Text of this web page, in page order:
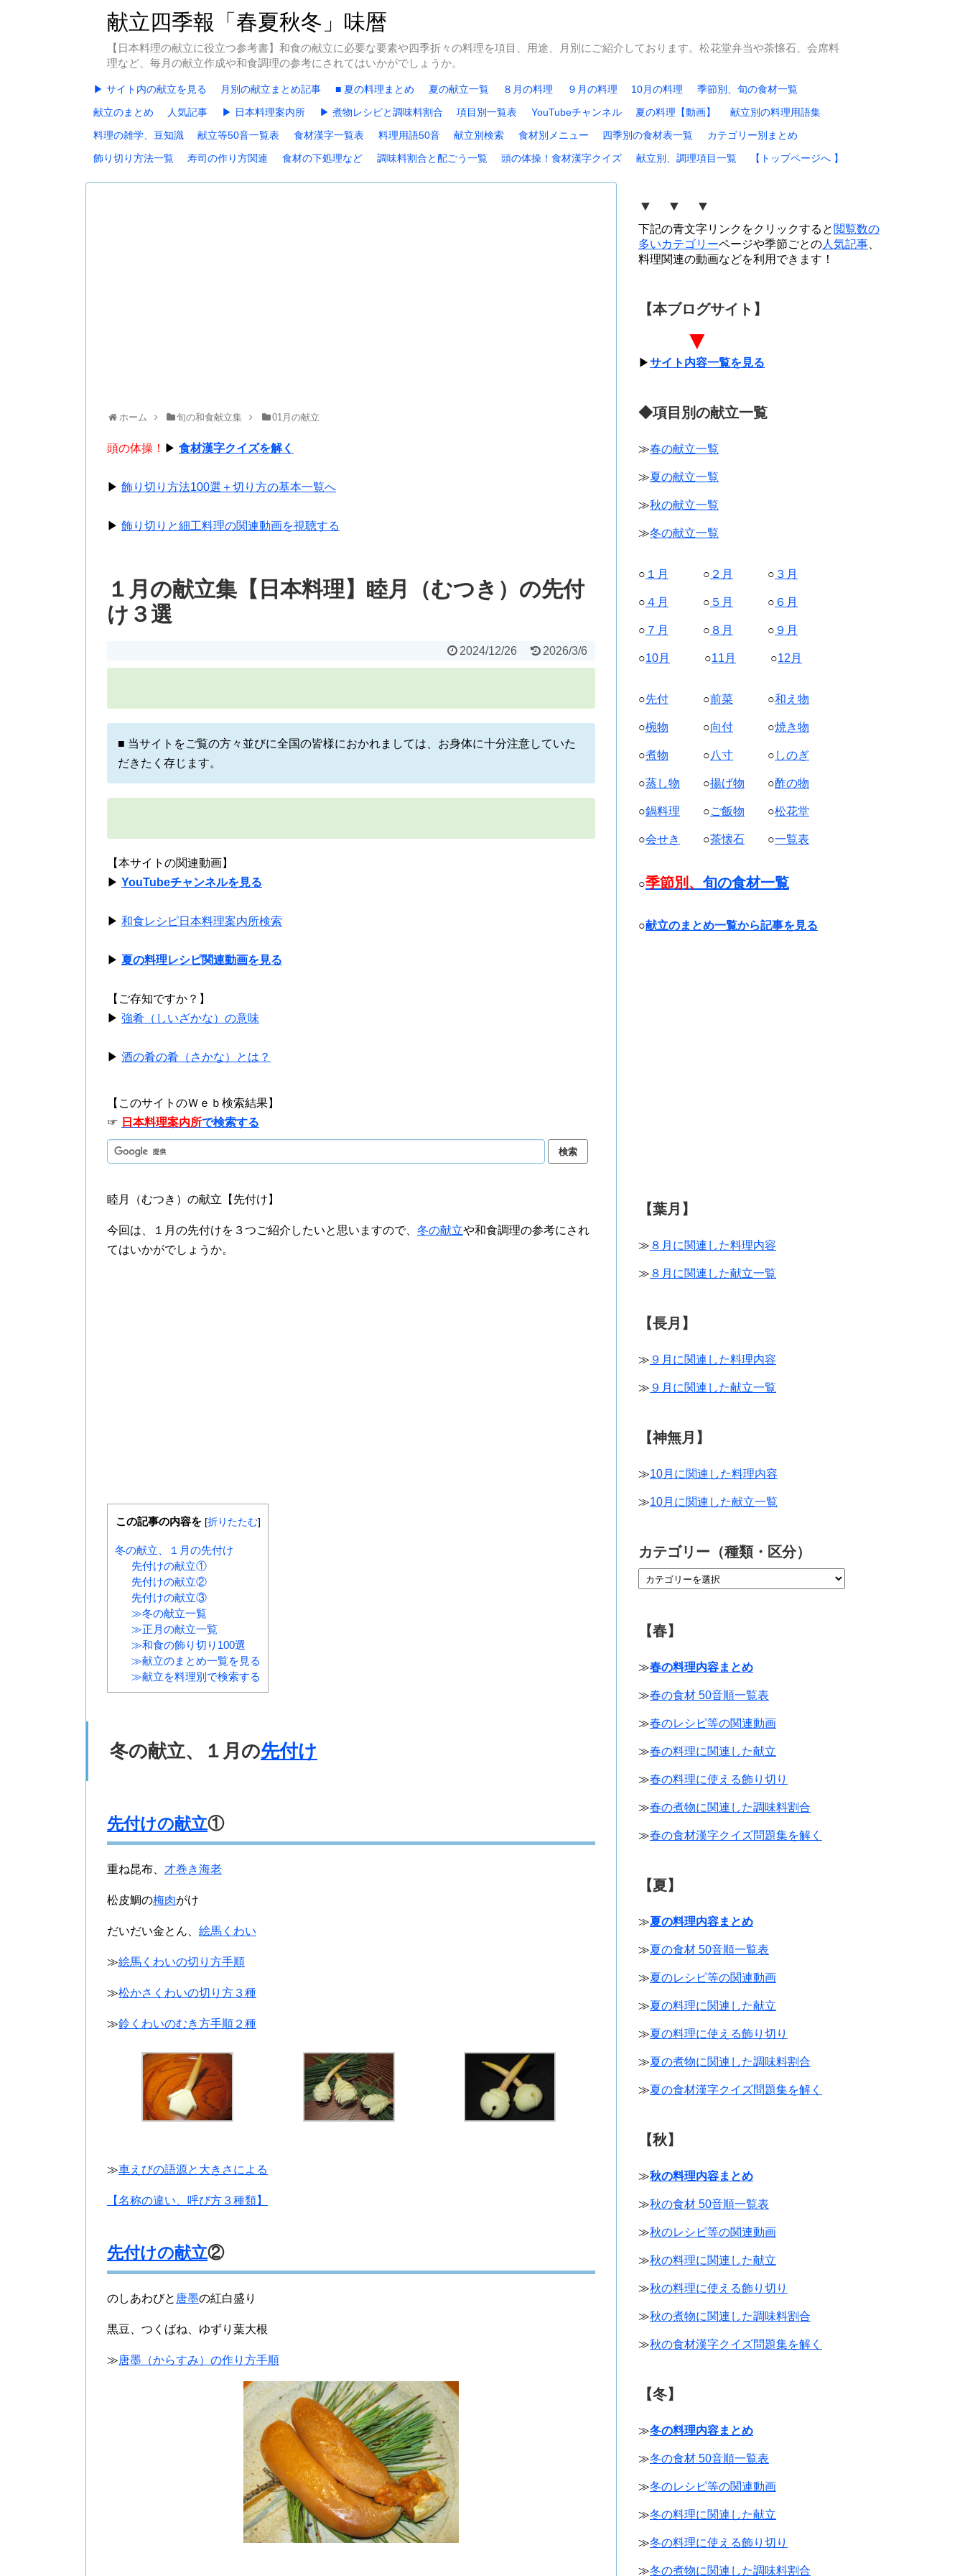
献立四季報「春夏秋冬」味暦
【日本料理の献立に役立つ参考書】和食の献立に必要な要素や四季折々の料理を項目、用途、月別にご紹介しております。松花堂弁当や茶懐石、会席料
理など、毎月の献立作成や和食調理の参考にされてはいかがでしょうか。
▶ サイト内の献立を見る 月別の献立まとめ記事 ■ 夏の料理まとめ 夏の献立一覧 ８月の料理 ９月の料理 10月の料理
季節別、旬の食材一覧
献立のまとめ
人気記事 ▶ 日本料理案内所 ▶ 煮物レシピと調味料割合 項目別一覧表 YouTubeチャンネル 夏の料理【動画】
献立別の料理用語集
料理の雑学、豆知識
献立等50音一覧表 食材漢字一覧表 料理用語50音 献立別検索 食材別メニュー 四季別の食材表一覧
カテゴリー別まとめ
飾り切り方法一覧
寿司の作り方関連 食材の下処理など 調味料割合と配ごう一覧 頭の体操！食材漢字クイズ 献立別、調理項目一覧 【トップページへ 】
ホーム 旬の和食献立集 01月の献立
頭の体操！ ▶ 食材漢字クイズを解く
▶ 飾り切り方法100選＋切り方の基本一覧へ
▶ 飾り切りと細工料理の関連動画を視聴する
１月の献立集【日本料理】睦月（むつき）の先付
け３選
2024/12/26 2026/3/6
■ 当サイトをご覧の方々並びに全国の皆様におかれましては、お身体に十分注意していた
だきたく存じます。
【本サイトの関連動画】
▶ YouTubeチャンネルを見る
▶ 和食レシピ日本料理案内所検索
▶ 夏の料理レシピ関連動画を見る
【ご存知ですか？】
▶ 強肴（しいざかな）の意味
▶ 酒の肴の肴（さかな）とは？
【このサイトのＷｅｂ検索結果】
☞ 日本料理案内所で検索する
睦月（むつき）の献立【先付け】
今回は、１月の先付けを３つご紹介したいと思いますので、 冬の献立や和食調理の参考にされ
てはいかがでしょうか。
この記事の内容を [折りたたむ]
冬の献立、１月の先付け
先付けの献立①
先付けの献立②
先付けの献立③
≫冬の献立一覧
≫正月の献立一覧
≫和食の飾り切り100選
≫献立のまとめ一覧を見る
≫献立を料理別で検索する
冬の献立、１月の先付け
先付けの献立①
重ね昆布、 才巻き海老
松皮鯛の梅肉がけ
だいだい金とん、 絵馬くわい
≫絵馬くわいの切り方手順
≫松かさくわいの切り方３種
≫鈴くわいのむき方手順２種
≫車えびの語源と大きさによる
【名称の違い、呼び方３種類】
先付けの献立②
のしあわびと 唐墨の紅白盛り
黒豆、つくばね、ゆずり葉大根
≫唐墨（からすみ）の作り方手順
▼ ▼ ▼
下記の青文字リンクをクリックすると 閲覧数の
多いカテゴリーページや季節ごとの人気記事
料理関連の動画などを利用できます！
【本ブログサイト】
▼
▶サイト内容一覧を見る
◆項目別の献立一覧
≫春の献立一覧
≫夏の献立一覧
≫秋の献立一覧
≫冬の献立一覧
○ １月 ○ ２月 ○ ３月
○ ４月 ○ ５月 ○ ６月
○ ７月 ○ ８月 ○ ９月
○10月 ○11月 ○12月
○先付 ○前菜 ○和え物
○椀物 ○向付 ○焼き物
○煮物 ○八寸 ○ しのぎ
○蒸し物 ○揚げ物 ○酢の物
○鍋料理 ○ご飯物 ○松花堂
○会せき ○茶懐石 ○一覧表
○季節別、 旬の食材一覧
○献立のまとめ一覧から記事を見る
【葉月】
≫ ８月に関連した料理内容
≫ ８月に関連した献立一覧
【長月】
≫ ９月に関連した料理内容
≫ ９月に関連した献立一覧
【神無月】
≫10月に関連した料理内容
≫10月に関連した献立一覧
カテゴリー（種類・区分）
【春】
≫春の料理内容まとめ
≫春の食材 50音順一覧表
≫春のレシピ等の関連動画
≫春の料理に関連した献立
≫春の料理に使える飾り切り
≫春の煮物に関連した調味料割合
≫春の食材漢字クイズ問題集を解く
【夏】
≫夏の料理内容まとめ
≫夏の食材 50音順一覧表
≫夏のレシピ等の関連動画
≫夏の料理に関連した献立
≫夏の料理に使える飾り切り
≫夏の煮物に関連した調味料割合
≫夏の食材漢字クイズ問題集を解く
【秋】
≫秋の料理内容まとめ
≫秋の食材 50音順一覧表
≫秋のレシピ等の関連動画
≫秋の料理に関連した献立
≫秋の料理に使える飾り切り
≫秋の煮物に関連した調味料割合
≫秋の食材漢字クイズ問題集を解く
【冬】
≫冬の料理内容まとめ
≫冬の食材 50音順一覧表
≫冬のレシピ等の関連動画
≫冬の料理に関連した献立
≫冬の料理に使える飾り切り
≫冬の煮物に関連した調味料割合